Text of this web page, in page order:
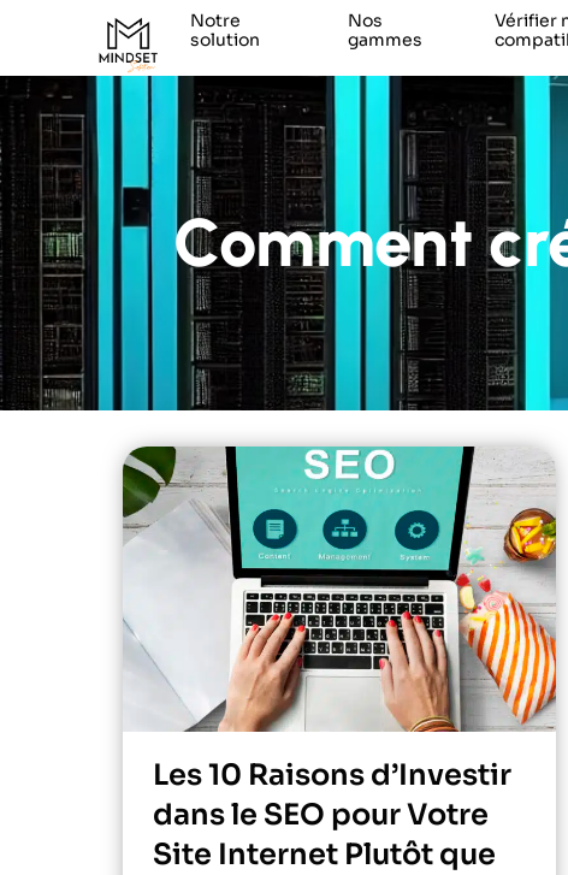
Notre
solution
Nos
gammes
Vérifier
Comment
Les 10 Raisons d’Investir
dans le SEO pour Votre
Site Internet Plutôt que